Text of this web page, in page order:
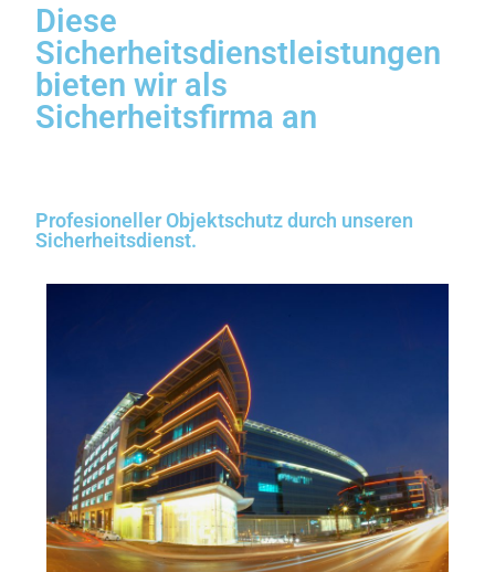
Diese
Sicherheitsdienstleistungen
bieten wir als
Sicherheitsfirma an
Profesioneller Objektschutz durch unseren
Sicherheitsdienst.